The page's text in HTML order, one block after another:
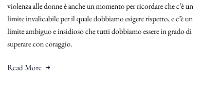
violenza alle donne è anche un momento per ricordare che c’è un
limite invalicabile per il quale dobbiamo esigere rispetto, e c’è un
limite ambiguo e insidioso che tutti dobbiamo essere in grado di
superare con coraggio.
Read More